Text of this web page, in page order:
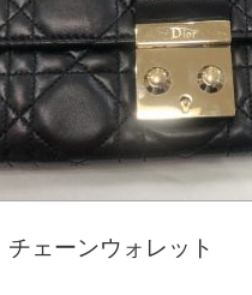
ェーンウォレット